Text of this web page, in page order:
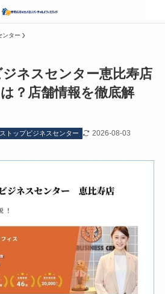
ンター
ネスセンター恵比寿店
？店舗情報を徹底解
トップビジネスセンター 2026-08-03